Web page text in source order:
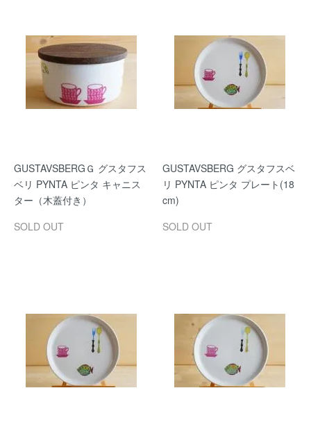
GUSTAVSBERGＧ グスタフス
ベリ PYNTA ピンタ キャニス
ター（木蓋付き）
SOLD OUT
GUSTAVSBERG グスタフスベ
リ PYNTA ピンタ プレート(18
cm)
SOLD OUT